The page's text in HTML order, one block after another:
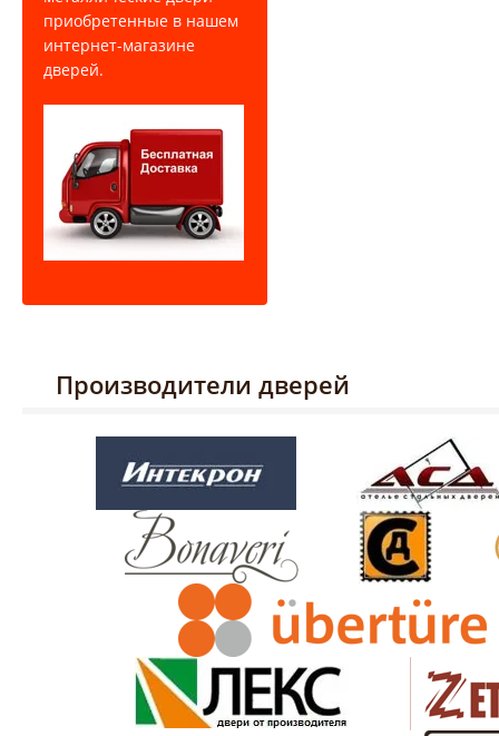
приобретенные в нашем
интернет-магазине
дверей.
Производители дверей